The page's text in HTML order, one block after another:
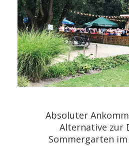
Absoluter
Alternative zur
Sommergarten